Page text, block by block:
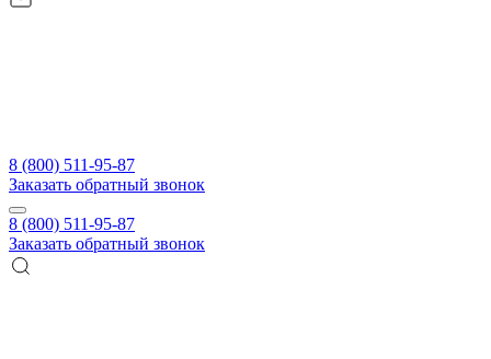
8 (800) 511-95-87
Заказать обратный звонок
8 (800) 511-95-87
Заказать обратный звонок